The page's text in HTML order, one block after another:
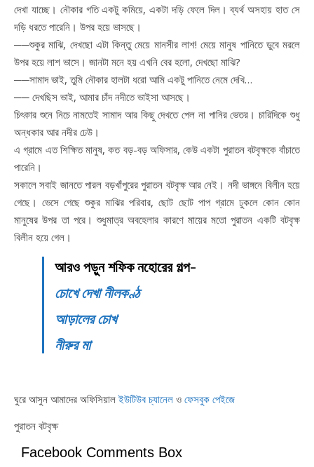
দেখা যাচ্ছে। নৌকার গতি একটু কমিয়ে, একটা দড়ি ফেলে দিল। ব্যর্থ অসহায় হাত সে
দড়ি ধরতে পারেনি। উপর হয়ে ভাসছে।
──শুকুর মাঝি, দেখছো এটা কিন্তু মেয়ে মানসীর লাশ! মেয়ে মানুষ পানিতে ডুবে মরলে
উপর হয়ে লাশ ভাসে। জানটা মনে হয় এখনি বের হলো, দেখছো মাঝি?
──সামাদ ভাই, তুমি নৌকার হালটা ধরো আমি একটু পানিতে নেমে দেখি…
── দেখছিস ভাই, আমার চাঁদ নদীতে ভাইসা আসছে।
চিৎকার শুনে নিচে নামতেই সামাদ আর কিছু দেখতে পেল না পানির ভেতর। চারিদিকে শুধু
অন্ধকার আর নদীর ঢেউ।
এ গ্রামে এত শিক্ষিত মানুষ, কত বড়-বড় অফিসার, কেউ একটা পুরাতন বটবৃক্ষকে বাঁচাতে
পারেনি।
সকালে সবাই জানতে পারল বড়খাঁপুরের পুরাতন বটবৃক্ষ আর নেই। নদী ভাঙ্গনে বিলীন হয়ে
গেছে। ভেসে গেছে শুকুর মাঝির পরিবার, ছোট ছোট পাপ গ্রামে ঢুকলে কোন কোন
মানুষের উপর তা পরে। শুধুমাত্র অবহেলার কারণে মায়ের মতো পুরাতন একটি বটবৃক্ষ
বিলীন হয়ে গেল।
আরও পড়ুন শফিক নহোরের গল্প-
চোখে দেখা নীলকণ্ঠ
আড়ালের চোখ
নীরুর মা
ঘুরে আসুন আমাদের অফিসিয়ালইউটিউব চ্যানেল ও ফেসবুক পেইজে
পুরাতন বটবৃক্ষ
Facebook Comments Box